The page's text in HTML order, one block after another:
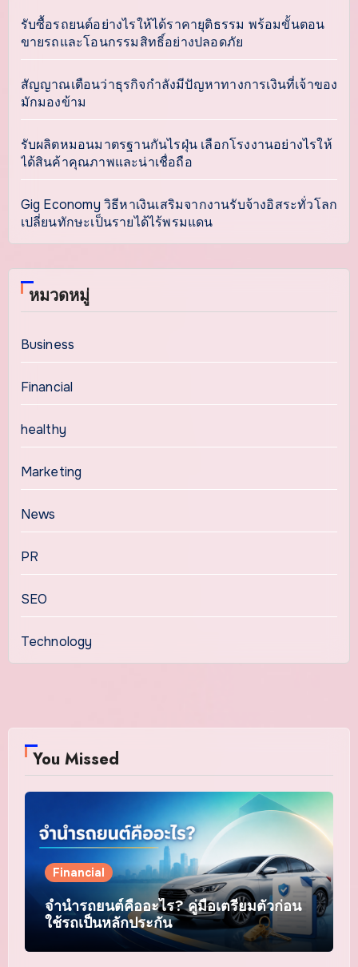
รับซื้อรถยนต์อย่างไรให้ได้ราคายุติธรรม พร้อมขั้นตอน
ขายรถและโอนกรรมสิทธิ์อย่างปลอดภัย
สัญญาณเตือนว่าธุรกิจกำลังมีปัญหาทางการเงินที่เจ้าของ
มักมองข้าม
รับผลิตหมอนมาตรฐานกันไรฝุ่น เลือกโรงงานอย่างไรให้
ได้สินค้าคุณภาพและน่าเชื่อถือ
Gig Economy วิธีหาเงินเสริมจากงานรับจ้างอิสระทั่วโลก
เปลี่ยนทักษะเป็นรายได้ไร้พรมแดน
หมวดหมู่
Business
Financial
healthy
Marketing
News
PR
SEO
Technology
You Missed
Financial
จำนำรถยนต์คืออะไร? คู่มือเตรียมตัวก่อน
ใช้รถเป็นหลักประกัน